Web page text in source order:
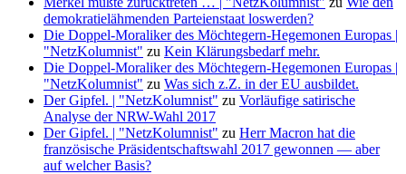
demokratielähmenden Parteienstaat loswerden?
Die Doppel-Moraliker des Möchtegern-Hegemonen Europas |
"NetzKolumnist" zu Kein Klärungsbedarf mehr.
Die Doppel-Moraliker des Möchtegern-Hegemonen Europas |
"NetzKolumnist" zu Was sich z.Z. in der EU ausbildet.
Der Gipfel. | "NetzKolumnist" zu Vorläufige satirische
Analyse der NRW-Wahl 2017
Der Gipfel. | "NetzKolumnist" zu Herr Macron hat die
französische Präsidentschaftswahl 2017 gewonnen — aber
auf welcher Basis?